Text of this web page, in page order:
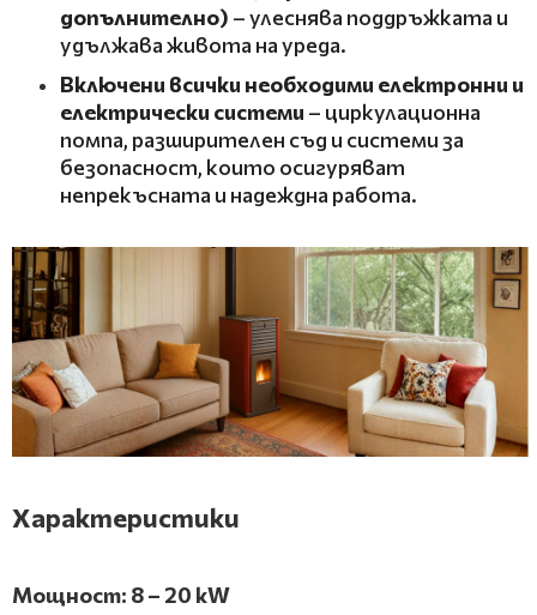
допълнително) – улеснява поддръжката и
удължава живота на уреда.
Включени всички необходими електронни и
електрически системи – циркулационна
помпа, разширителен съд и системи за
безопасност, които осигуряват
непрекъсната и надеждна работа.
Характеристики
Мощност: 8 – 20 kW